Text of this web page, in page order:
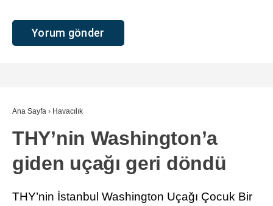
Ana Sayfa › Havacılık
THY’nin Washington’a
giden uçağı geri döndü
THY’nin İstanbul Washington Uçağı Çocuk Bir